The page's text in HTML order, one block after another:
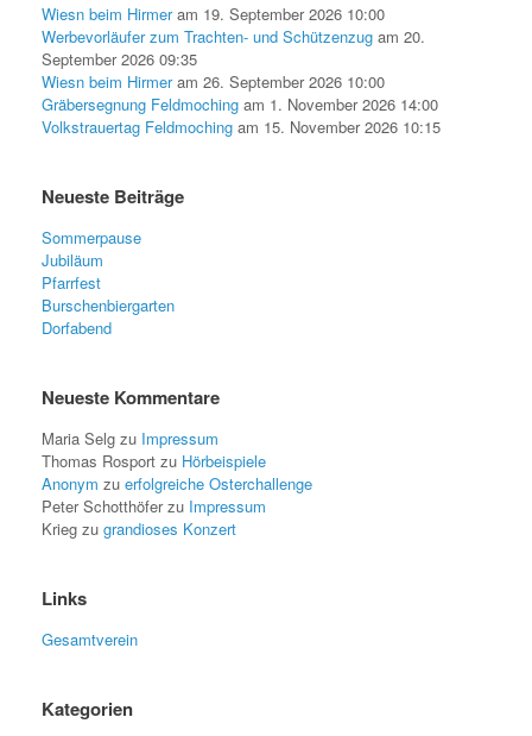
Wiesn beim Hirmeram 19. September 2026 10:00
Werbevorläufer zum Trachten- und Schützenzug am 20.
September 2026 09:35
Wiesn beim Hirmeram 26. September 2026 10:00
Gräbersegnung Feldmoching am 1. November 2026 14:00
Volkstrauertag Feldmoching am 15. November 2026 10:15
Neueste Beiträge
Sommerpause
Jubiläum
Pfarrfest
Burschenbiergarten
Dorfabend
Neueste Kommentare
Maria Selg zu Impressum
Thomas Rosport zu Hörbeispiele
Anonym zu erfolgreiche Osterchallenge
Peter Schotthöferzu Impressum
Krieg zu grandioses Konzert
Links
Gesamtverein
Kategorien